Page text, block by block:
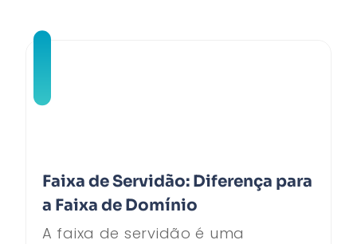
Faixa de Servidão: Diferença para
a Faixa de Domínio
A faixa de servidão é uma